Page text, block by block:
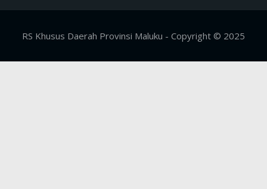
RS Khusus Daerah Provinsi Maluku - Copyright © 2025